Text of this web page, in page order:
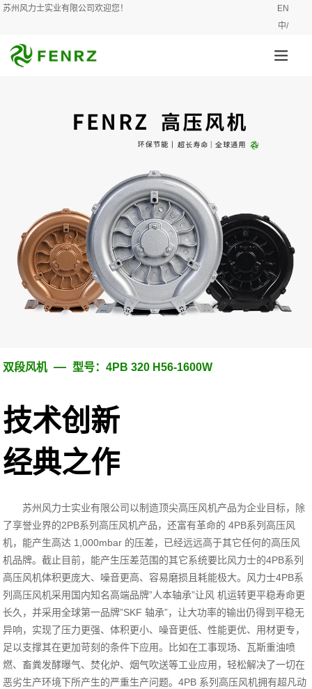
苏州风力士实业有限公司欢迎您！
EN
中/
双段风机 — 型号：4PB 320 H56-1600W
技术创新
经典之作
苏州风力士实业有限公司以制造顶尖高压风机产品为企业目标，除
了享誉业界的2PB系列高压风机产品，还富有革命的 4PB系列高压风
机，能产生高达 1,000mbar 的压差，已经远远高于其它任何的高压风
机品牌。截止目前，能产生压差范围的其它系统要比风力士的4PB系列
高压风机体积更庞大、噪音更高、容易磨损且耗能极大。风力士4PB系
列高压风机采用国内知名高端品牌”人本轴承”让风 机运转更平稳寿命更
长久，并采用全球第一品牌”SKF 轴承”，让大功率的输出仍得到平稳无
异响，实现了压力更强、体积更小、噪音更低、性能更优、用材更专，
足以支撑其在更加苛刻的条件下应用。比如在工事现场、瓦斯重油喷
燃、畜粪发酵曝气、焚化炉、烟气吹送等工业应用，轻松解决了一切在
恶劣生产环境下所产生的严重生产问题。4PB 系列高压风机拥有超凡动